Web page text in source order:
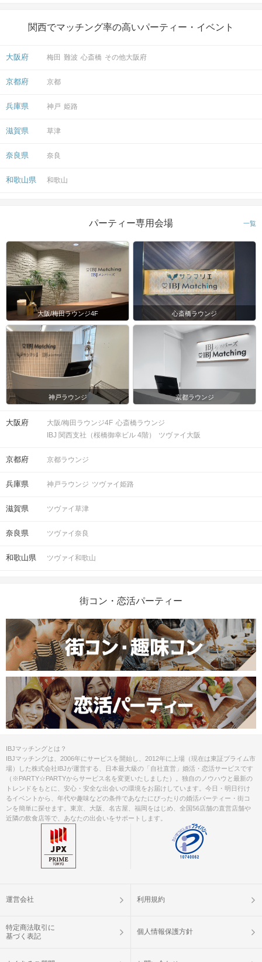
関西でマッチング率の高いパーティー・イベント
大阪府 梅田 難波 心斎橋 その他大阪府
京都府 京都
兵庫県 神戸 姫路
滋賀県 草津
奈良県 奈良
和歌山県 和歌山
パーティー専用会場 一覧
大阪/梅田ラウンジ4F 心斎橋ラウンジ
神戸ラウンジ 京都ラウンジ
大阪府 大阪/梅田ラウンジ4F 心斎橋ラウンジ
IBJ 関西支社（桜橋御幸ビル 4階）
ツヴァイ大阪
京都府 京都ラウンジ
兵庫県 神戸ラウンジ ツヴァイ姫路
滋賀県 ツヴァイ草津
奈良県 ツヴァイ奈良
和歌山県 ツヴァイ和歌山
街コン・恋活パーティー
IBJマッチングとは？
IBJマッチングは、2006年にサービスを開始し、2012年に上場（現在は東証プライム市
場）した株式会社IBJが運営する、日本最大級の「自社直営」婚活・恋活サービスです
（※PARTY☆PARTYからサービス名を変更いたしました）。独自のノウハウと最新の
トレンドをもとに、安心・安全な出会いの環境をお届けしています。今日・明日行け
るイベントから、年代や趣味などの条件であなたにぴったりの婚活パーティー・街コ
ンを簡単に探せます。東京、大阪、名古屋、福岡をはじめ、全国56店舗の直営店舗や
近隣の飲食店等で、あなたの出会いをサポートします。
運営会社 利用規約
特定商法取引に
基づく表記
個人情報保護方針